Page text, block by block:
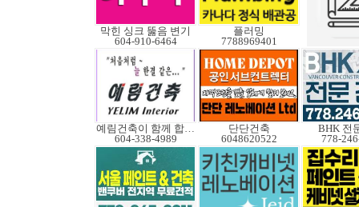
막힌 싱크 뚫음 변기
604-910-6464
플러밍
7788969401
예림건축이 함께 합니다
604-338-4989
단단건축
6048620522
BHK 전
778-